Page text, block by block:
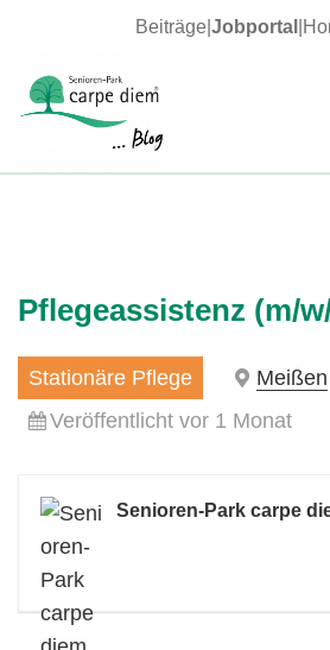
Beiträge Jobportal
Pflegeassistenz (m/
Stationäre Pflege
Meißen
Veröffentlicht vor 1 Monat
Senioren-Park carpe